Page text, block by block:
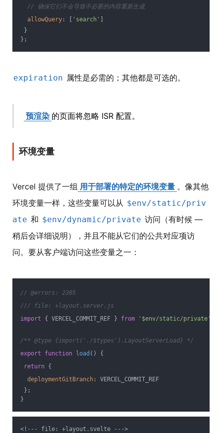
// 确保它们不会导致不必要的内容重新生成
allowQuery : [ 'search' ]
}
};
expiration 属性是必需的；其他都是可选的。
预渲染 的页面将忽略 ISR 配置。
环境变量
Vercel 提供了一组 用于部署的特定的环境变量 。像其他
环境变量一样，这些变量可以从 $env/static/priv
ate 和 $env/dynamic/private 访问（有时候 —
稍后会详细说明），并且不能从它们的公共对应项访
问。要从客户端访问这些变量之一：
// @errors: 2305
/// file: +layout.server.js
import { VERCEL_COMMIT_REF } from '$env/static/private'
/** @type {import('./$types').LayoutServerLoad} */
export
function load ( ) {
return {
deploymentGitBranch : VERCEL_COMMIT_REF
};
}
<!--- file: +layout.svelte --->